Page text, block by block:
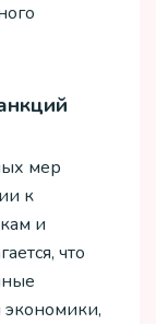
мер
к
и
что
экономики,